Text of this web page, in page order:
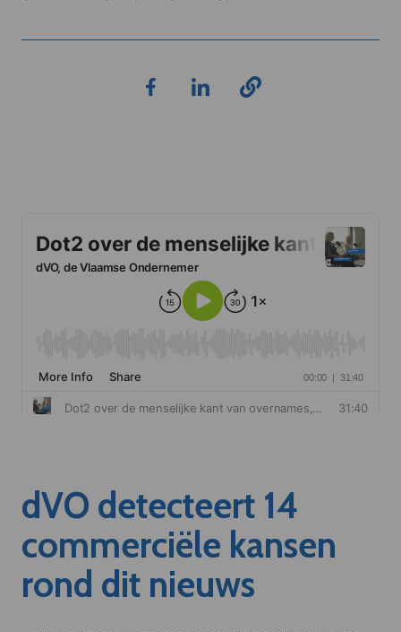
dVO detecteert 14
commerciële kansen
rond dit nieuws